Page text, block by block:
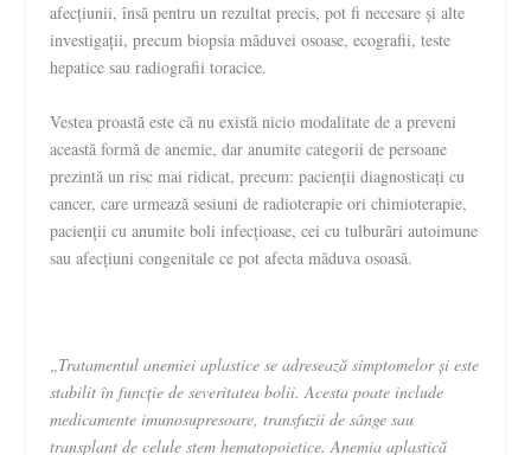
afecțiunii, însă pentru un rezultat precis, pot fi necesare și alte
investigații, precum biopsia măduvei osoase, ecografii, teste
hepatice sau radiografii toracice.
Vestea proastă este că nu există nicio modalitate de a preveni
această formă de anemie, dar anumite categorii de persoane
prezintă un risc mai ridicat, precum: pacienții diagnosticați cu
cancer, care urmează sesiuni de radioterapie ori chimioterapie,
pacienții cu anumite boli infecțioase, cei cu tulburări autoimune
sau afecțiuni congenitale ce pot afecta măduva osoasă.
„Tratamentul anemiei aplastice se adresează simptomelor și este
stabilit în funcție de severitatea bolii. Acesta poate include
medicamente imunosupresoare, transfuzii de sânge sau
transplant de celule stem hematopoietice. Anemia aplastică